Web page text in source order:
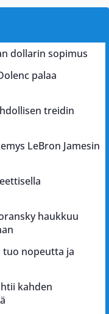
dollarin sopimus
palaa
treidin
LeBron Jamesin
haukkuu
tuo nopeutta ja
kahden